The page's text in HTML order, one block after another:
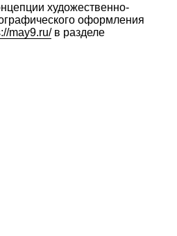
художественно-
оформления
may9.ru/ в разделе